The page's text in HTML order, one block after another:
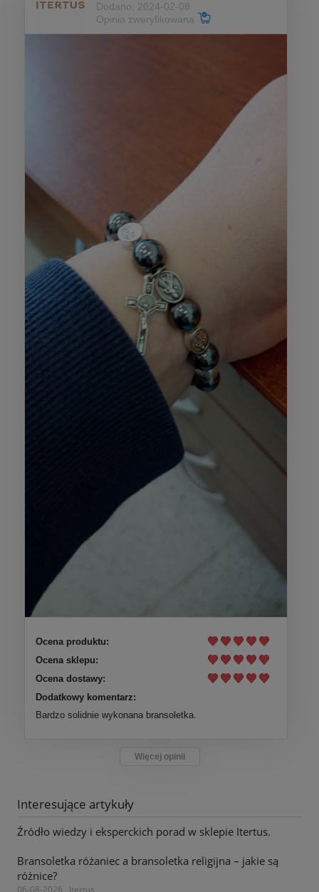
Dodano: 2024-02-08
Opinia zweryfikowana
Ocena produktu:
Ocena sklepu:
Ocena dostawy:
Dodatkowy komentarz:
Bardzo solidnie wykonana bransoletka.
Więcej opinii
Interesujące artykuły
Źródło wiedzy i eksperckich porad w sklepie Itertus.
Bransoletka różaniec a bransoletka religijna – jakie są
różnice?